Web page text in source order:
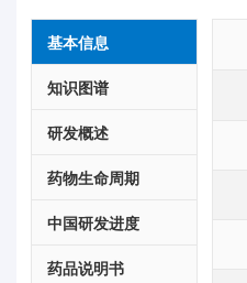
基本信息
知识图谱
研发概述
药物生命周期
中国研发进度
药品说明书